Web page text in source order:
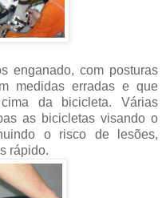
enganado, com posturas
medidas erradas e que
da bicicleta. Várias
as bicicletas visando o
o risco de lesões,
rápido.